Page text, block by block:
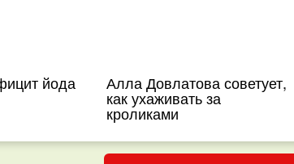
йода Алла Довлатова советует,
как ухаживать за
кроликами